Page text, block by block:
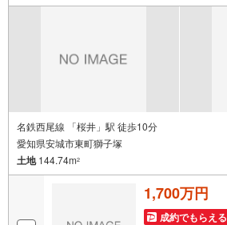
名鉄西尾線 「桜井」駅 徒歩10分
愛知県安城市東町獅子塚
土地144.74m2
1,700万円
成約でもらえる